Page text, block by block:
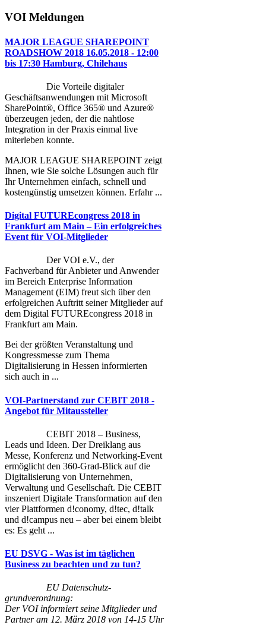
VOI Meldungen
MAJOR LEAGUE SHAREPOINT
ROADSHOW 2018 16.05.2018 - 12:00
bis 17:30 Hamburg, Chilehaus
Die Vorteile digitaler
Geschäftsanwendungen mit Microsoft
SharePoint®, Office 365® und Azure®
überzeugen jeden, der die nahtlose
Integration in der Praxis einmal live
miterleben konnte.
MAJOR LEAGUE SHAREPOINT zeigt
Ihnen, wie Sie solche Lösungen auch für
Ihr Unternehmen einfach, schnell und
kostengünstig umsetzen können. Erfahr ...
Digital FUTUREcongress 2018 in
Frankfurt am Main – Ein erfolgreiches
Event für VOI-Mitglieder
Der VOI e.V., der
Fachverband für Anbieter und Anwender
im Bereich Enterprise Information
Management (EIM) freut sich über den
erfolgreichen Auftritt seiner Mitglieder auf
dem Digital FUTUREcongress 2018 in
Frankfurt am Main.
Bei der größten Veranstaltung und
Kongressmesse zum Thema
Digitalisierung in Hessen informierten
sich auch in ...
VOI-Partnerstand zur CEBIT 2018 -
Angebot für Mitaussteller
CEBIT 2018 – Business,
Leads und Ideen. Der Dreiklang aus
Messe, Konferenz und Networking-Event
ermöglicht den 360-Grad-Blick auf die
Digitalisierung von Unternehmen,
Verwaltung und Gesellschaft. Die CEBIT
inszeniert Digitale Transformation auf den
vier Plattformen d!conomy, d!tec, d!talk
und d!campus neu – aber bei einem bleibt
es: Es geht ...
EU DSVG - Was ist im täglichen
Business zu beachten und zu tun?
EU Datenschutz-
grundverordnung:
Der VOI informiert seine Mitglieder und
Partner am 12. März 2018 von 14-15 Uhr